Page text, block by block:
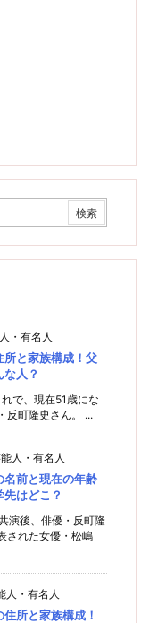
・有名人
所と家族構成！父
人？
で、現在51歳にな
反町隆史さん。 ...
人・有名人
名前と現在の年齢
はどこ？
演後、俳優・反町隆
された女優・松嶋
人・有名人
所と家族構成！